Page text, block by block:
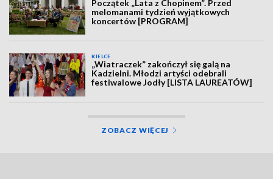
Początek „Lata z Chopinem”. Przed
melomanami tydzień wyjątkowych
koncertów [PROGRAM]
KIELCE
„Wiatraczek” zakończył się galą na
Kadzielni. Młodzi artyści odebrali
festiwalowe Jodły [LISTA LAUREATÓW]
ZOBACZ WIĘCEJ